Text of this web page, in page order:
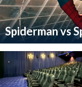
Spiderman vs